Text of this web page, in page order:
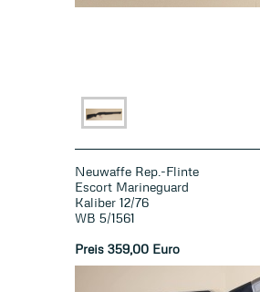
Neuwaffe Rep.-Flinte
Escort Marineguard
Kaliber 12/76
WB 5/1561
Preis 359,00 Euro